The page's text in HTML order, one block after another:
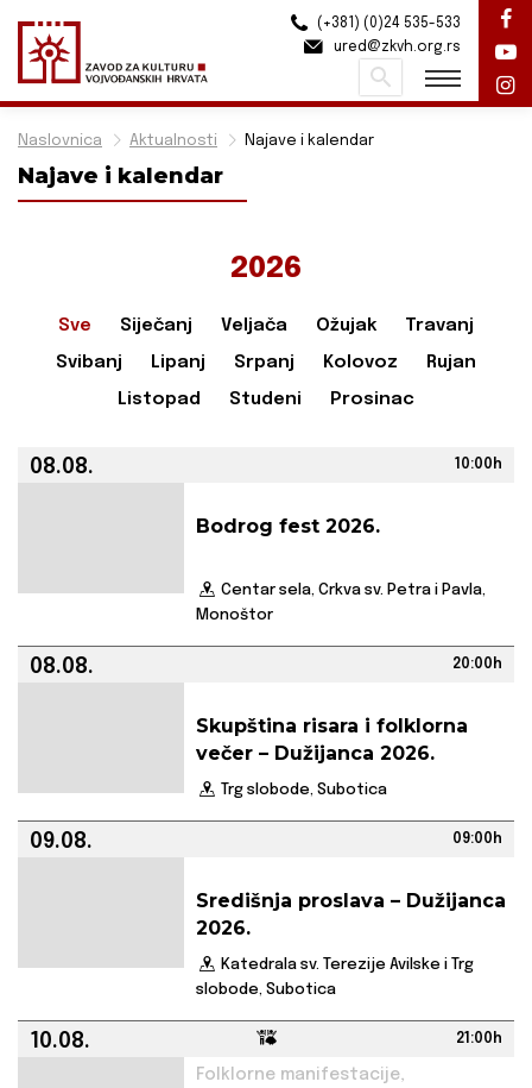
Naslovnica Aktualnosti Najave i kalendar
Najave i kalendar
2026
Sve Siječanj Veljača Ožujak
Travanj
Svibanj
Lipanj Srpanj Kolovoz
Rujan
Listopad
Studeni Prosinac
08.08. 10:00h
Bodrog fest 2026.
Centar sela, Crkva sv. Petra i Pavla,
Monoštor
08.08. 20:00h
Skupština risara i folklorna
večer – Dužijanca 2026.
Trg slobode, Subotica
09.08. 09:00h
Središnja proslava – Dužijanca
2026.
Katedrala sv. Terezije Avilske i Trg
slobode, Subotica
10.08. 21:00h
Folklorne manifestacije,
(+381) (0)24 535-533
ured@zkvh.org.rs
Pretraži